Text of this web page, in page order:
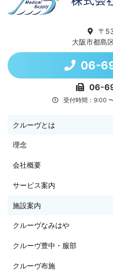
〒
大阪市都島
06-
06-
受付時間：9:00
クルーヴとは
理念
会社概要
サービス案内
施設案内
クルーヴなみはや
クルーヴ豊中・服部
クルーヴ布施